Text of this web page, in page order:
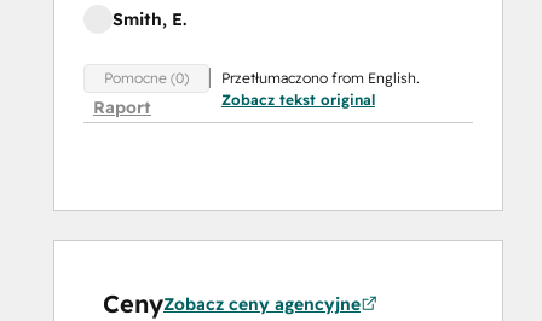
Smith, E.
Pomocne (0)
Raport
Przetłumaczono from English.
Zobacz tekst original
CenyZobacz ceny agencyjne